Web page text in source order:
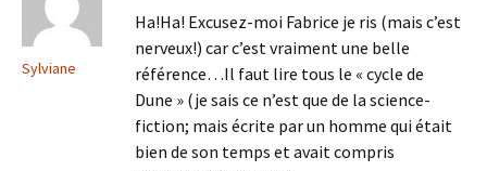
Sylviane
Ha!Ha! Excusez-moi Fabrice je ris (mais c’est
nerveux!) car c’est vraiment une belle
référence…Il faut lire tous le « cycle de
Dune » (je sais ce n’est que de la science-
fiction; mais écrite par un homme qui était
bien de son temps et avait compris